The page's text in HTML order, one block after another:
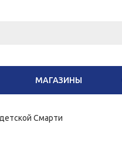
МАГАЗИНЫ
Смарти